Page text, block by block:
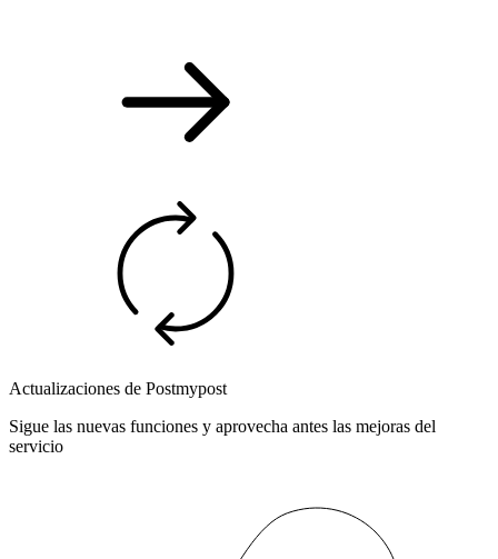
Actualizaciones de Postmypost
Sigue las nuevas funciones y aprovecha antes las mejoras del
servicio